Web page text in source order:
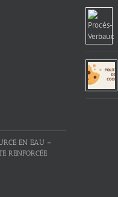
EN EAU –
RENFORCÉE